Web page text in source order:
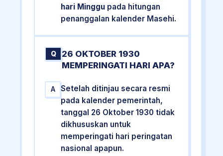
hari Minggu pada hitungan
penanggalan kalender Masehi.
Q
26 OKTOBER 1930
MEMPERINGATI HARI APA?
A
Setelah ditinjau secara resmi
pada kalender pemerintah,
tanggal 26 Oktober 1930 tidak
dikhususkan untuk
memperingati hari peringatan
nasional apapun.